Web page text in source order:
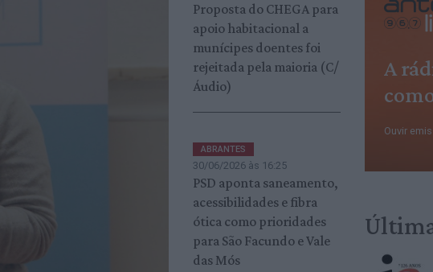
Proposta do CHEGA para
apoio habitacional a
munícipes doentes foi
rejeitada pela maioria (C/
Áudio)
ABRANTES
30/06/2026 às 16:25
PSD aponta saneamento,
acessibilidades e fibra
ótica como prioridades
para São Facundo e Vale
das Mós
A
Ouvir